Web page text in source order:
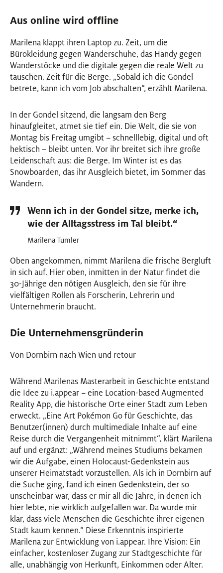
Aus online wird offline
Marilena klappt ihren Laptop zu. Zeit, um die
Bürokleidung gegen Wanderschuhe, das Handy gegen
Wanderstöcke und die digitale gegen die reale Welt zu
tauschen. Zeit für die Berge. „Sobald ich die Gondel
betrete, kann ich vom Job abschalten“, erzählt Marilena.
In der Gondel sitzend, die langsam den Berg
hinaufgleitet, atmet sie tief ein. Die Welt, die sie von
Montag bis Freitag umgibt – schnelllebig, digital und oft
hektisch – bleibt unten. Vor ihr breitet sich ihre große
Leidenschaft aus: die Berge. Im Winter ist es das
Snowboarden, das ihr Ausgleich bietet, im Sommer das
Wandern.
Wenn ich in der Gondel sitze, merke ich,
wie der Alltagsstress im Tal bleibt.“
Marilena Tumler
Oben angekommen, nimmt Marilena die frische Bergluft
in sich auf. Hier oben, inmitten in der Natur findet die
30-Jährige den nötigen Ausgleich, den sie für ihre
vielfältigen Rollen als Forscherin, Lehrerin und
Unternehmerin braucht.
Die Unternehmensgründerin
Von Dornbirn nach Wien und retour
Während Marilenas Masterarbeit in Geschichte entstand
die Idee zu i.appear – eine Location-based Augmented
Reality App, die historische Orte einer Stadt zum Leben
erweckt. „Eine Art Pokémon Go für Geschichte, das
Benutzer(innen) durch multimediale Inhalte auf eine
Reise durch die Vergangenheit mitnimmt“, klärt Marilena
auf und ergänzt: „Während meines Studiums bekamen
wir die Aufgabe, einen Holocaust-Gedenkstein aus
unserer Heimatstadt vorzustellen. Als ich in Dornbirn auf
die Suche ging, fand ich einen Gedenkstein, der so
unscheinbar war, dass er mir all die Jahre, in denen ich
hier lebte, nie wirklich aufgefallen war. Da wurde mir
klar, dass viele Menschen die Geschichte ihrer eigenen
Stadt kaum kennen.“ Diese Erkenntnis inspirierte
Marilena zur Entwicklung von i.appear. Ihre Vision: Ein
einfacher, kostenloser Zugang zur Stadtgeschichte für
alle, unabhängig von Herkunft, Einkommen oder Alter.